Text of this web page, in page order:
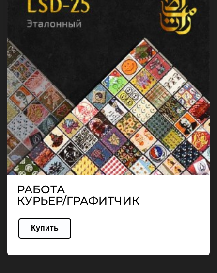
РАБОТА
КУРЬЕР/ГРАФИТЧИК
Купить